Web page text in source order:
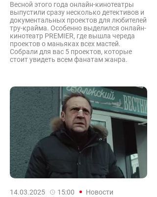
Весной этого года онлайн-кинотеатры
выпустили сразу несколько детективов и
документальных проектов для любителей
тру-крайма. Особенно выделился онлайн-
кинотеатр PREMIER, где вышла череда
проектов о маньяках всех мастей.
Собрали для вас 5 проектов, которые
стоит увидеть всем фанатам жанра.
14.03.2025 15:00 Новости